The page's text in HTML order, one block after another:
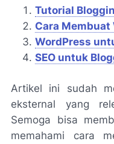
Tutorial
Cara
WordPress
SEO untuk
Artikel ini sudah
eksternal yang
Semoga bisa
memahami cara